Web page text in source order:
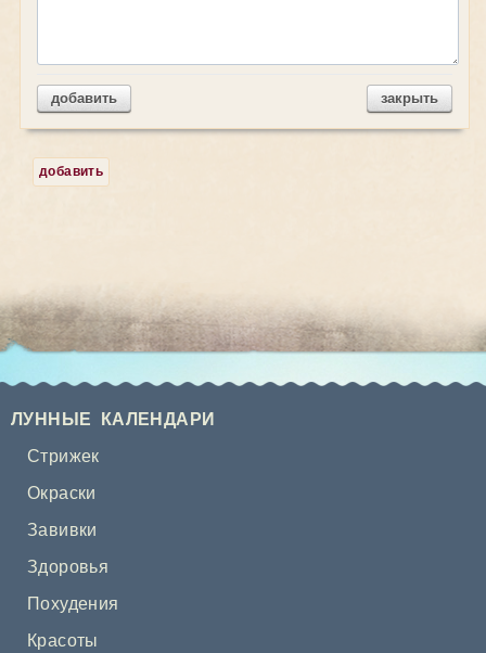
добавить закрыть
добавить
ЛУННЫЕ КАЛЕНДАРИ
Стрижек
Окраски
Завивки
Здоровья
Похудения
Красоты